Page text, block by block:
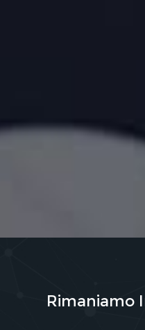
Rimaniamo